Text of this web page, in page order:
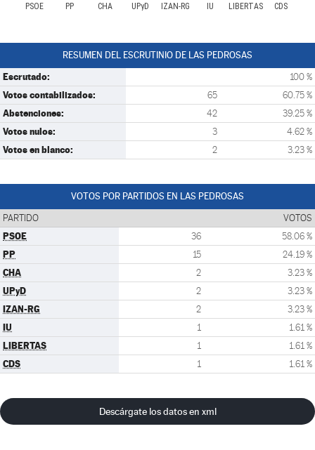
PSOE PP CHA UPyD IZAN-RG IU LIBERTAS CDS
RESUMEN DEL ESCRUTINIO DE LAS PEDROSAS
Escrutado: 100 %
Votos contabilizados: 65 60.75 %
Abstenciones: 42 39.25 %
Votos nulos: 3 4.62 %
Votos en blanco: 2 3.23 %
VOTOS POR PARTIDOS EN LAS PEDROSAS
PARTIDO VOTOS
PSOE 36 58.06 %
PP 15 24.19 %
CHA 2 3.23 %
UPyD 2 3.23 %
IZAN-RG 2 3.23 %
IU 1 1.61 %
LIBERTAS 1 1.61 %
CDS 1 1.61 %
Descárgate los datos en xml